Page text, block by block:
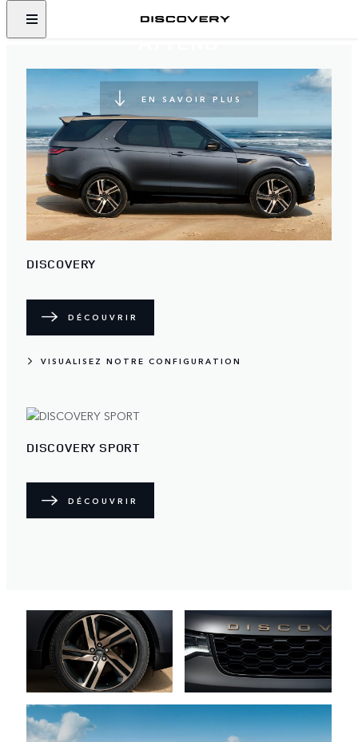
DÉCOUVERTES VOUS
EN SAVOIR PLUS
DISCOVERY
DÉCOUVRIR
VISUALISEZ NOTRE CONFIGURATION
DISCOVERY SPORT
DÉCOUVRIR